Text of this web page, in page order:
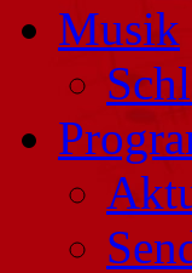
Musik